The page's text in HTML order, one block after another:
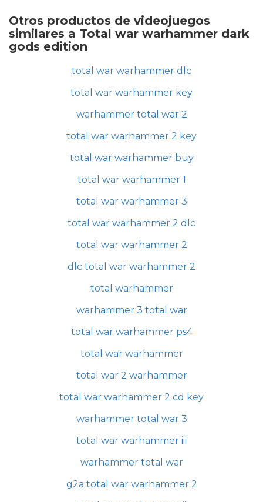
Otros productos de videojuegos
similares a Total war warhammer dark
gods edition
total war warhammer dlc
total war warhammer key
warhammer total war 2
total war warhammer 2 key
total war warhammer buy
total war warhammer 1
total war warhammer 3
total war warhammer 2 dlc
total war warhammer 2
dlc total war warhammer 2
total warhammer
warhammer 3 total war
total war warhammer ps4
total war warhammer
total war 2 warhammer
total war warhammer 2 cd key
warhammer total war 3
total war warhammer iii
warhammer total war
g2a total war warhammer 2